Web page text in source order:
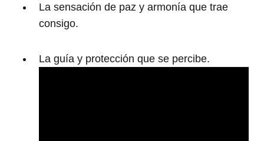
La sensación de paz y armonía que trae
consigo.
La guía y protección que se percibe.